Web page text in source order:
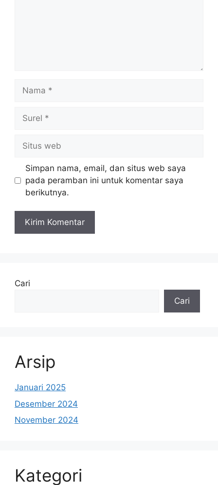
web
Simpan nama, email, dan situs web saya
pada peramban ini untuk komentar saya
berikutnya.
Cari
Cari
Arsip
Januari 2025
Desember 2024
November 2024
Kategori